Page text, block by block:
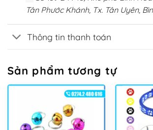
Tân Phước Khánh, Tx. Tân Uyên,
Thông tin thanh toán
Sản phẩm tương tự